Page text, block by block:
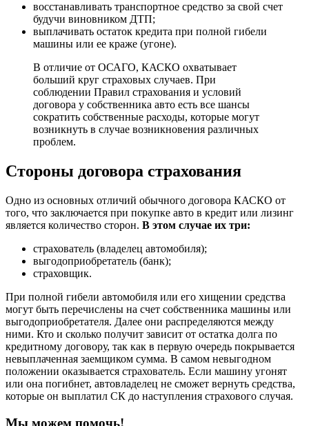
восстанавливать транспортное средство за свой счет
будучи виновником ДТП;
выплачивать остаток кредита при полной гибели
машины или ее краже (угоне).
В отличие от ОСАГО, КАСКО охватывает
больший круг страховых случаев. При
соблюдении Правил страхования и условий
договора у собственника авто есть все шансы
сократить собственные расходы, которые могут
возникнуть в случае возникновения различных
проблем.
Стороны договора страхования
Одно из основных отличий обычного договора КАСКО от
того, что заключается при покупке авто в кредит или лизинг
является количество сторон. В этом случае их три:
страхователь (владелец автомобиля);
выгодоприобретатель (банк);
страховщик.
При полной гибели автомобиля или его хищении средства
могут быть перечислены на счет собственника машины или
выгодоприобретателя. Далее они распределяются между
ними. Кто и сколько получит зависит от остатка долга по
кредитному договору, так как в первую очередь покрывается
невыплаченная заемщиком сумма. В самом невыгодном
положении оказывается страхователь. Если машину угонят
или она погибнет, автовладелец не сможет вернуть средства,
которые он выплатил СК до наступления страхового случая.
Мы можем помочь!